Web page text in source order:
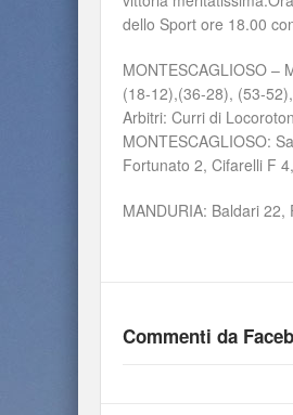
dello Sport ore 18.00
MONTESCAGLIOSO –
(18-12),(36-28), (53-
Arbitri: Curri di
MONTESCAGLIOSO:
Fortunato 2, Cifarelli F
MANDURIA: Baldari
Commenti da